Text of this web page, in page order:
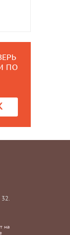
ПО
32.
на